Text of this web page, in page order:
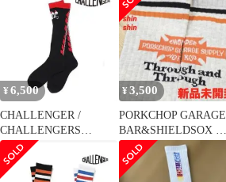
¥ 6,500
CHALLENGER /
CHALLENGERS
SOCKS BLACK
¥3,500
PORKCHOP GARAGE
BAR&SHIELDSOX ソ
ックス 新品未開封